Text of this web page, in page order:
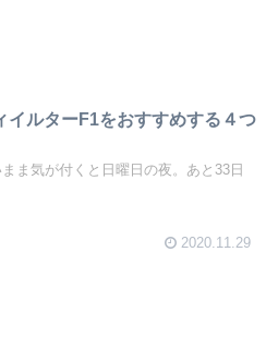
イルターF1をおすすめする４つ
ま気が付くと日曜日の夜。あと33日
2020.11.29